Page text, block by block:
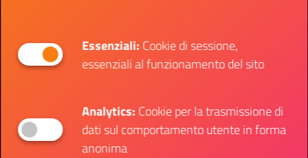
Essenziali:Cookie di sessione,
essenziali al funzionamento del sito
Analytics:Cookie per la trasmissione di
dati sul comportamento utente in forma
anonima